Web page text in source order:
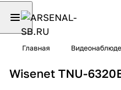
Главная
Wisenet TNU-